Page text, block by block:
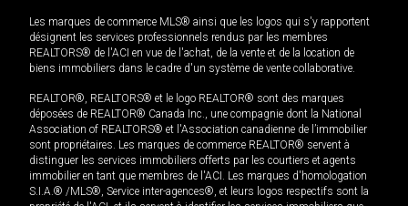
Les marques de commerce MLS® ainsi que les logos qui s'y rapportent
désignent les services professionnels rendus par les membres
REALTORS® de l'ACI en vue de l'achat, de la vente et de la location de
biens immobiliers dans le cadre d'un système de vente collaborative.
REALTOR®, REALTORS® et le logo REALTOR® sont des marques
déposées de REALTOR® Canada Inc., une compagnie dont la National
Association of REALTORS® et l'Association canadienne de l’immobilier
sont propriétaires. Les marques de commerce REALTOR® servent à
distinguer les services immobiliers offerts par les courtiers et agents
immobilier en tant que membres de l'ACI. Les marques d'homologation
S.I.A.® /MLS®, Service inter-agences®, et leurs logos respectifs sont la